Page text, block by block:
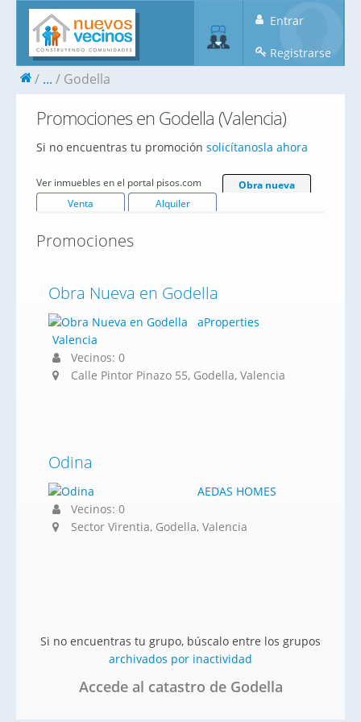
Entrar
Registrarse
... Godella
Promociones en Godella (Valencia)
Si no encuentras tu promoción solicítanosla ahora
Ver inmuebles en el portal pisos.com
Obra nueva
Venta
Alquiler
Promociones
Obra Nueva en Godella
aProperties
Valencia
Vecinos: 0
Calle Pintor Pinazo 55, Godella, Valencia
Odina
AEDAS HOMES
Vecinos: 0
Sector Virentia, Godella, Valencia
Si no encuentras tu grupo, búscalo entre los grupos
archivados por inactividad
Accede al catastro de Godella